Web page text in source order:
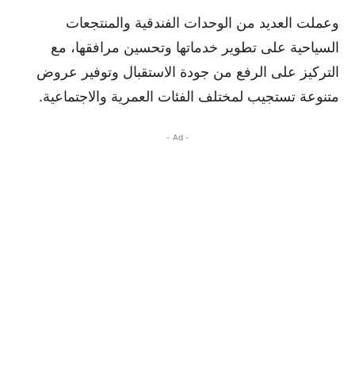
وعملت العديد من الوحدات الفندقية والمنتجعات
السياحية على تطوير خدماتها وتحسين مرافقها، مع
التركيز على الرفع من جودة الاستقبال وتوفير عروض
متنوعة تستجيب لمختلف الفئات العمرية والاجتماعية.
- Ad -